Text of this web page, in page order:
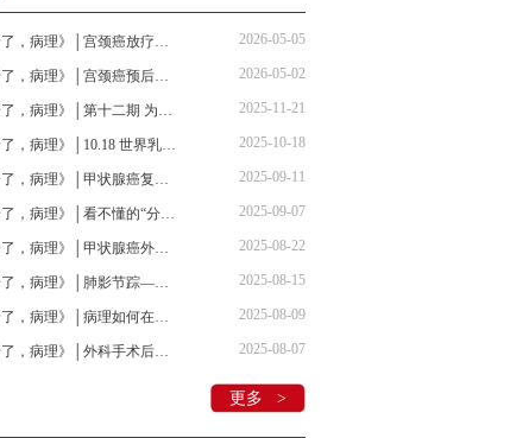
《科普了，病理》│宫颈癌放疗不背锅！医生拆穿掉发、拉肚子谣言 2026-05-05
《科普了，病理》│宫颈癌预后要看这些指标！ 2026-05-02
《科普了，病理》│第十二期 为病探理 之“胰影寻踪” 2025-11-21
《科普了，病理》│10.18 世界乳腺癌宣传日粉红关爱——乳腺癌防线：探·解·治 2025-10-18
《科普了，病理》│甲状腺癌复发转移？病理才是判断 “瘤品”的“火眼金睛” 2025-09-11
《科普了，病理》│看不懂的“分子病理检测”什么来头？ 2025-09-07
《科普了，病理》│甲状腺癌外科术后要转核医学科？ 2025-08-22
《科普了，病理》│肺影节踪——从疑似到精准的病理革命 2025-08-15
《科普了，病理》│病理如何在外科手术中发挥积极作用？ 2025-08-09
《科普了，病理》│外科手术后转核医学科仍需病理参与? 2025-08-07
更多 >